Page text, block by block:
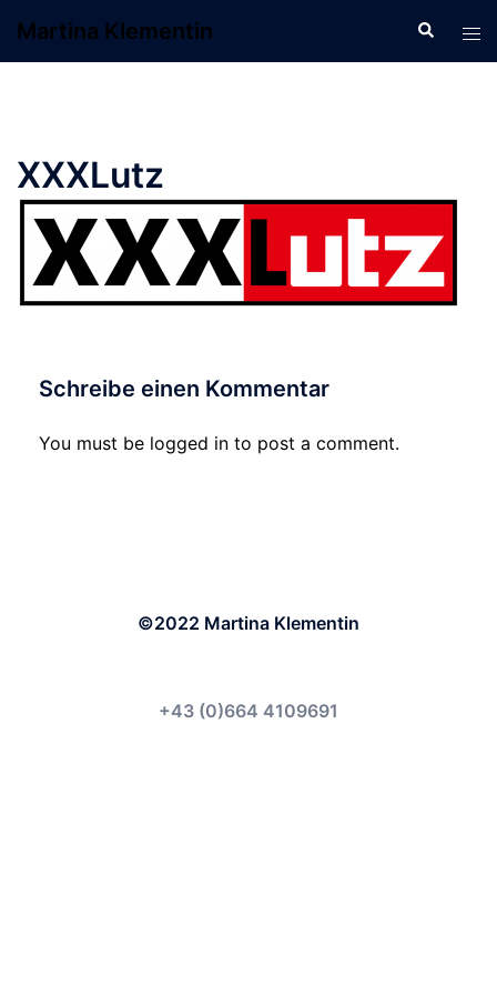
Inhalt
Martina Klementin Suche
XXXLutz
Schreibe einen Kommentar
You must be logged in to post a comment.
©2022 Martina Klementin
+43 (0)664 4109691